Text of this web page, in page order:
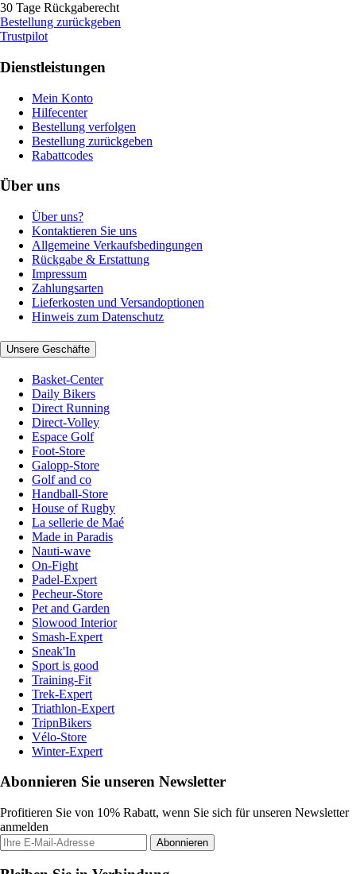
30 Tage Rückgaberecht
Bestellung zurückgeben
Trustpilot
Dienstleistungen
Mein Konto
Hilfecenter
Bestellung verfolgen
Bestellung zurückgeben
Rabattcodes
Über uns
Über uns?
Kontaktieren Sie uns
Allgemeine Verkaufsbedingungen
Rückgabe & Erstattung
Impressum
Zahlungsarten
Lieferkosten und Versandoptionen
Hinweis zum Datenschutz
Unsere Geschäfte
Basket-Center
Daily Bikers
Direct Running
Direct-Volley
Espace Golf
Foot-Store
Galopp-Store
Golf and co
Handball-Store
House of Rugby
La sellerie de Maé
Made in Paradis
Nauti-wave
On-Fight
Padel-Expert
Pecheur-Store
Pet and Garden
Slowood Interior
Smash-Expert
Sneak'In
Sport is good
Training-Fit
Trek-Expert
Triathlon-Expert
TripnBikers
Vélo-Store
Winter-Expert
Abonnieren Sie unseren Newsletter
Profitieren Sie von 10% Rabatt, wenn Sie sich für unseren Newsletter
anmelden
Abonnieren